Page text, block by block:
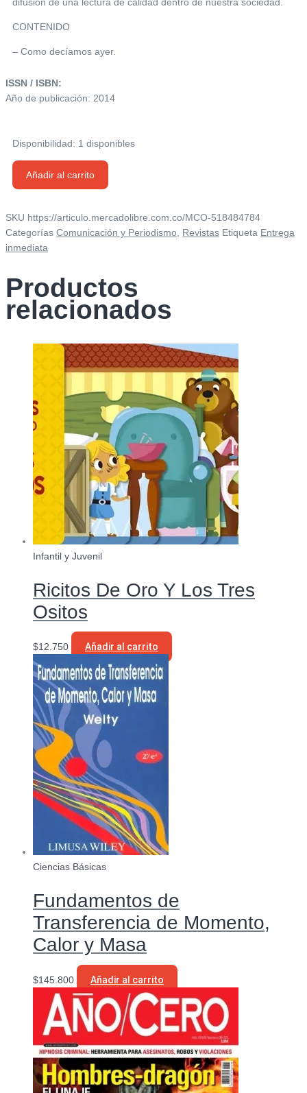
CONTENIDO
– Como decíamos ayer.
ISSN / ISBN:
Año de publicación: 2014
Disponibilidad: 1 disponibles
Revista
Etiqueta
-
Número
Añadir al carrito
SKU https://articulo.mercadolibre.com.co/MCO-518484784
Categorías Comunicación y Periodismo Revistas Etiqueta Entrega
inmediata
Productos
relacionados
Infantil y Juvenil
Ricitos De Oro Y Los Tres
Ositos
$12.750 Añadir al carrito
Ciencias Básicas
Fundamentos de
Transferencia de Momento,
Calor y Masa
$145.800 Añadir al carrito